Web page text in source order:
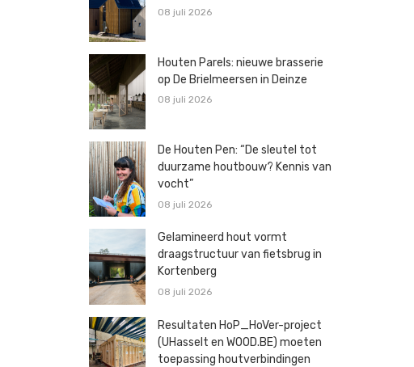
08 juli 2026
Houten Parels: nieuwe brasserie
op De Brielmeersen in Deinze
08 juli 2026
De Houten Pen: “De sleutel tot
duurzame houtbouw? Kennis van
vocht”
08 juli 2026
Gelamineerd hout vormt
draagstructuur van fietsbrug in
Kortenberg
08 juli 2026
Resultaten HoP_HoVer-project
(UHasselt en WOOD.BE) moeten
toepassing houtverbindingen